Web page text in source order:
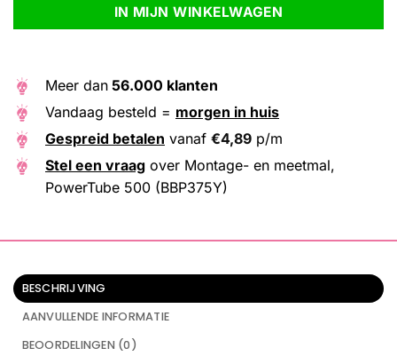
IN MIJN WINKELWAGEN
Meer dan 56.000 klanten
Vandaag besteld = morgen in huis
Gespreid betalen vanaf €4,89 p/m
Stel een vraag over Montage- en meetmal,
PowerTube 500 (BBP375Y)
BESCHRIJVING
AANVULLENDE INFORMATIE
BEOORDELINGEN (0)